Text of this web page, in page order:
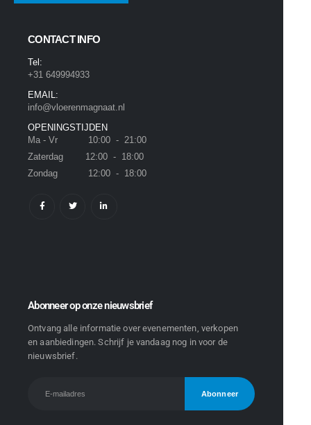
CONTACT INFO
Tel:
+31 649994933
EMAIL:
info@vloerenmagnaat.nl
OPENINGSTIJDEN
Ma - Vr 10:00 - 21:00
Zaterdag 12:00 - 18:00
Zondag 12:00 - 18:00
Abonneer op onze nieuwsbrief
Ontvang alle informatie over evenementen, verkopen
en aanbiedingen. Schrijf je vandaag nog in voor de
nieuwsbrief.